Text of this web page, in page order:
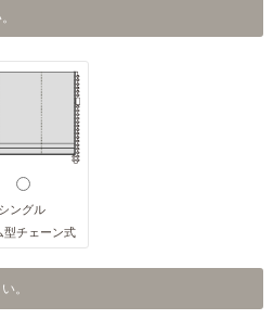
シングル
型チェーン式
。